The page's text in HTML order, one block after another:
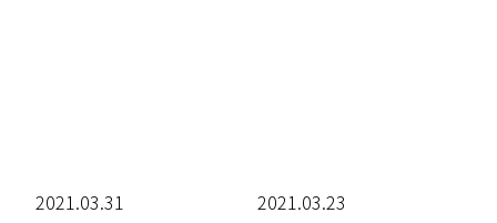
2021.03.31 2021.03.23